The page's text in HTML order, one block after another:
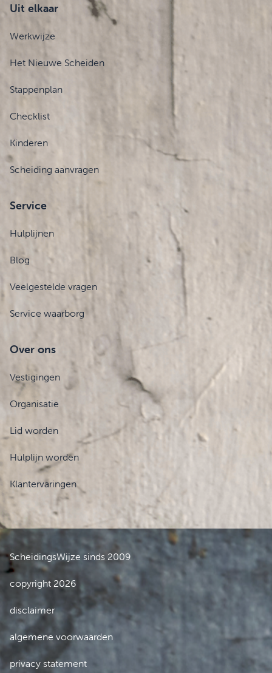
Uit elkaar
Werkwijze
Het Nieuwe Scheiden
Stappenplan
Checklist
Kinderen
Scheiding aanvragen
Service
Hulplijnen
Blog
Veelgestelde vragen
Service waarborg
Over ons
Vestigingen
Organisatie
Lid worden
Hulplijn worden
Klantervaringen
ScheidingsWijze sinds 2009
copyright 2026
disclaimer
algemene voorwaarden
privacy statement